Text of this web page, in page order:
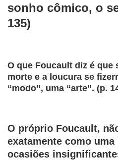
sonho cômico, o
135)
O que Foucault diz é que
morte e a loucura se
“modo”, uma “arte”. (p.
O próprio Foucault,
exatamente como uma
ocasiões